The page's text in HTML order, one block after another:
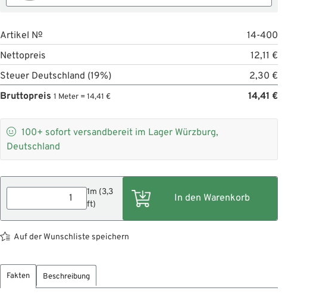
Artikel №
14-400
Nettopreis
12,11 €
Steuer Deutschland (19%)
2,30 €
Bruttopreis 1 Meter = 14,41 € 14,41 €
 100+ sofort versandbereit im Lager Würzburg,
Deutschland
1m (3,3
ft)
Auf der Wunschliste speichern
Fakten Beschreibung